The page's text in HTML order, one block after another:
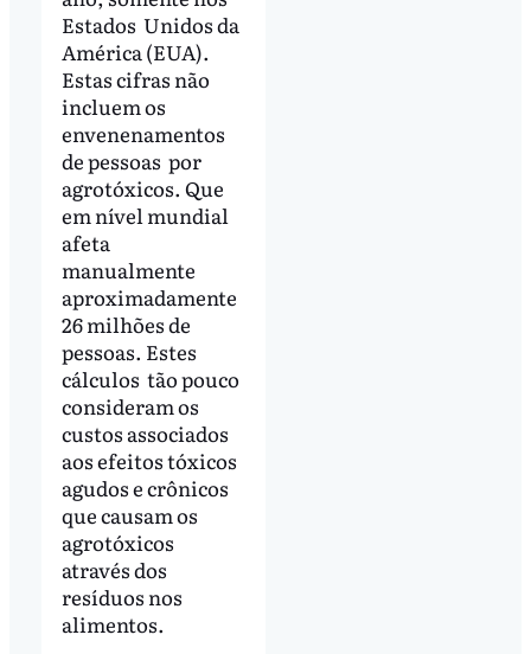
Estados Unidos da
América (EUA).
Estas cifras não
incluem os
envenenamentos
de pessoas por
agrotóxicos. Que
em nível mundial
afeta
manualmente
aproximadamente
26 milhões de
pessoas. Estes
cálculos tão pouco
consideram os
custos associados
aos efeitos tóxicos
agudos e crônicos
que causam os
agrotóxicos
através dos
resíduos nos
alimentos.